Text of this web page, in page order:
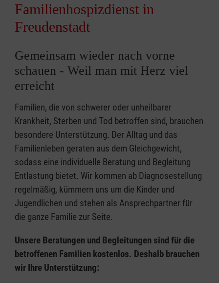
Familienhospizdienst in
Freudenstadt
Gemeinsam wieder nach vorne
schauen - Weil man mit Herz viel
erreicht
Familien, die von schwerer oder unheilbarer
Krankheit, Sterben und Tod betroffen sind, brauchen
besondere Unterstützung. Der Alltag und das
Familienleben geraten aus dem Gleichgewicht,
sodass eine individuelle Beratung und Begleitung
Entlastung bietet. Wir kommen ab Diagnosestellung
regelmäßig, kümmern uns um die Kinder und
Jugendlichen und stehen als Ansprechpartner für
die ganze Familie zur Seite.
Unsere Beratungen und Begleitungen sind für die
betroffenen Familien kostenlos. Deshalb brauchen
wir Ihre Unterstützung: